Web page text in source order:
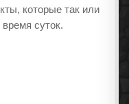
которые так или
суток.